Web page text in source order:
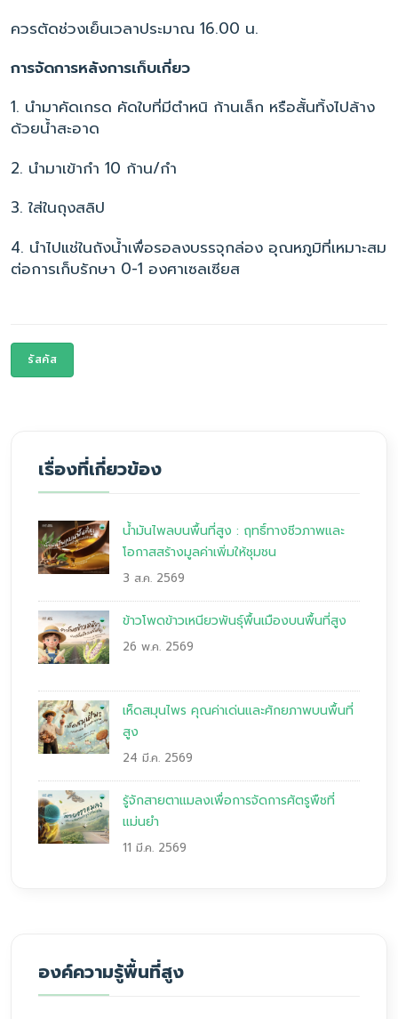
ควรตัดช่วงเย็นเวลาประมาณ 16.00 น.
การจัดการหลังการเก็บเกี่ยว
1. นำมาคัดเกรด คัดใบที่มีตำหนิ ก้านเล็ก หรือสั้นทิ้งไปล้าง
ด้วยน้ำสะอาด
2. นำมาเข้ากำ 10 ก้าน/กำ
3. ใส่ในถุงสลิป
4. นำไปแช่ในถังน้ำเพื่อรอลงบรรจุกล่อง อุณหภูมิที่เหมาะสม
ต่อการเก็บรักษา 0-1 องศาเซลเซียส
รัสคัส
เรื่องที่เกี่ยวข้อง
น้ำมันไพลบนพื้นที่สูง : ฤทธิ์ทางชีวภาพและ
โอกาสสร้างมูลค่าเพิ่มให้ชุมชน
3 ส.ค. 2569
ข้าวโพดข้าวเหนียวพันธุ์พื้นเมืองบนพื้นที่สูง
26 พ.ค. 2569
เห็ดสมุนไพร คุณค่าเด่นและศักยภาพบนพื้นที่
สูง
24 มี.ค. 2569
รู้จักสายตาแมลงเพื่อการจัดการศัตรูพืชที่
แม่นยำ
11 มี.ค. 2569
องค์ความรู้พื้นที่สูง